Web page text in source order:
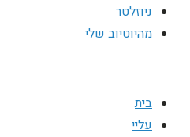
ניוזלטר
מהיוטיוב שלי
בית
עליי